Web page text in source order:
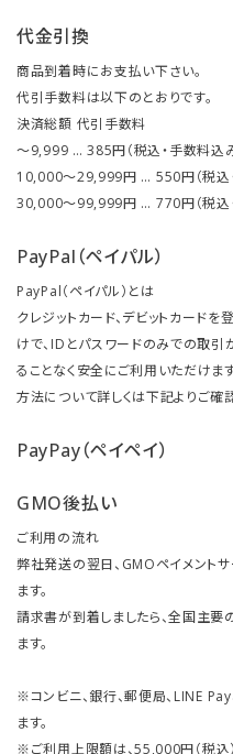
代金引換
商品到着時にお支払い下さい。
代引手数料は以下のとおりです。
決済総額 代引手数料
～9,999 … 385円（税込・手数料込み
10,000～29,999円 … 550円（税込
30,000～99,999円 … 770円（税込
PayPal（ペイパル）
PayPal（ペイパル）とは
クレジットカード、デビットカード
けで、IDとパスワードのみでの取
ることなく安全にご利用いただけま
方法について詳しくは下記よりご確
PayPay（ペイペイ）
GMO後払い
ご利用の流れ
弊社発送の翌日、GMOペイメント
ます。
請求書が到着しましたら、全国主
ます。
※コンビニ、銀行、郵便局、LINE
ます。
※ご利用上限額は、55,000円（税込）